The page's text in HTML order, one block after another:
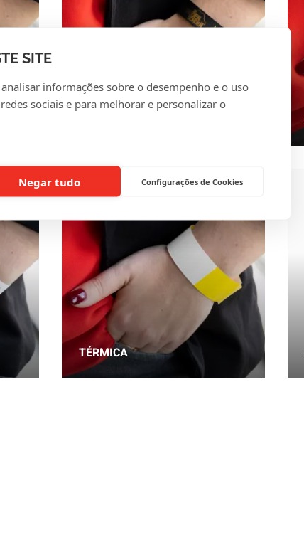
SITE
informações sobre o desempenho e o uso
sociais e para melhorar e personalizar o
Negar tudo Configurações de Cookies
TÉRMICA